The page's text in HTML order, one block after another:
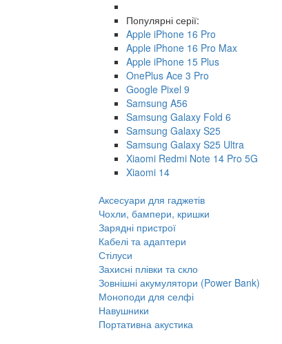
Популярні серії:
Apple iPhone 16 Pro
Apple iPhone 16 Pro Max
Apple iPhone 15 Plus
OnePlus Ace 3 Pro
Google Pixel 9
Samsung A56
Samsung Galaxy Fold 6
Samsung Galaxy S25
Samsung Galaxy S25 Ultra
Xiaomi Redmi Note 14 Pro 5G
Xiaomi 14
Аксесуари для гаджетів
Чохли, бампери, кришки
Зарядні пристрої
Кабелі та адаптери
Стілуси
Захисні плівки та скло
Зовнішні акумулятори (Power Bank)
Моноподи для селфі
Навушники
Портативна акустика